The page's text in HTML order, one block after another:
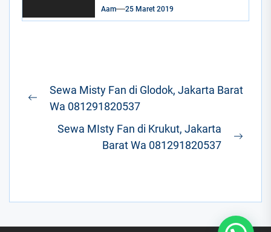
Aam 25 Maret 2019
Navigasi
pos
Previous
Sewa Misty Fan di Glodok, Jakarta Barat
Wa 081291820537
Sewa MIsty Fan di Krukut, Jakarta
Barat Wa 081291820537